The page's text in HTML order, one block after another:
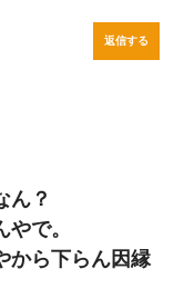
返信する
ん？
で。
から下らん因縁